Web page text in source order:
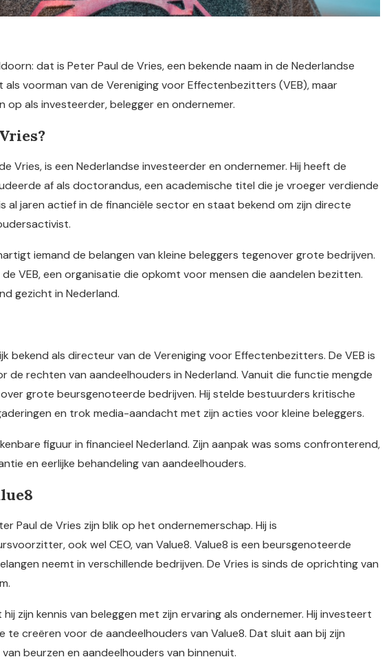
dat is Peter Paul de Vries, een bekende naam in de Nederlandse
voorman van de Vereniging voor Effectenbezitters (VEB), maar
op als investeerder, belegger en ondernemer.
Vries, is een Nederlandse investeerder en ondernemer. Hij heeft de
af als doctorandus, een academische titel die je vroeger verdiende
al jaren actief in de financiële sector en staat bekend om zijn directe
iemand de belangen van kleine beleggers tegenover grote bedrijven.
VEB, een organisatie die opkomt voor mensen die aandelen bezitten.
gezicht in Nederland.
bekend als directeur van de Vereniging voor Effectenbezitters. De VEB is
de rechten van aandeelhouders in Nederland. Vanuit die functie mengde
grote beursgenoteerde bedrijven. Hij stelde bestuurders kritische
en trok media-aandacht met zijn acties voor kleine beleggers.
figuur in financieel Nederland. Zijn aanpak was soms confronterend,
en eerlijke behandeling van aandeelhouders.
Paul de Vries zijn blik op het ondernemerschap. Hij is
ook wel CEO, van Value8. Value8 is een beursgenoteerde
neemt in verschillende bedrijven. De Vries is sinds de oprichting van
zijn kennis van beleggen met zijn ervaring als ondernemer. Hij investeert
creëren voor de aandeelhouders van Value8. Dat sluit aan bij zijn
beurzen en aandeelhouders van binnenuit.